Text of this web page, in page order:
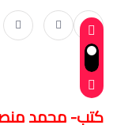
كتب- محمد